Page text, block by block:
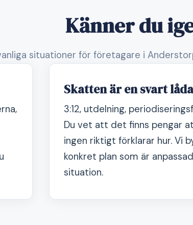
Känner du
situationer för företagare i
Skatten är en svart låda
3:12, utdelning,
Du vet att det finns pengar
ingen riktigt förklarar hur. Vi
konkret plan som är
situation.